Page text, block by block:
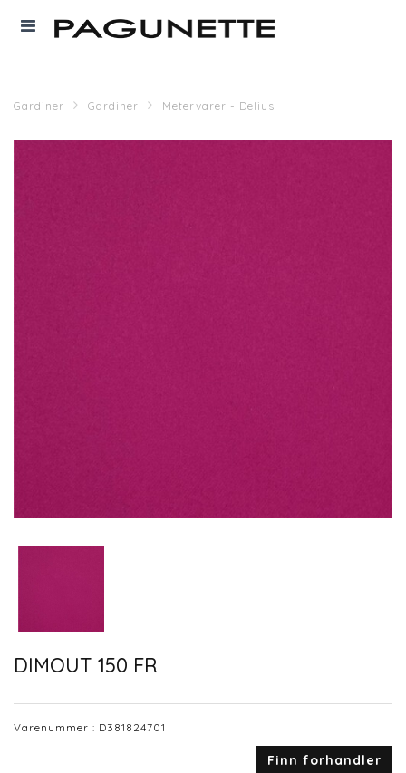
Gardiner Gardiner Metervarer - Delius
DIMOUT 150 FR
Varenummer : D381824701
Finn forhandler